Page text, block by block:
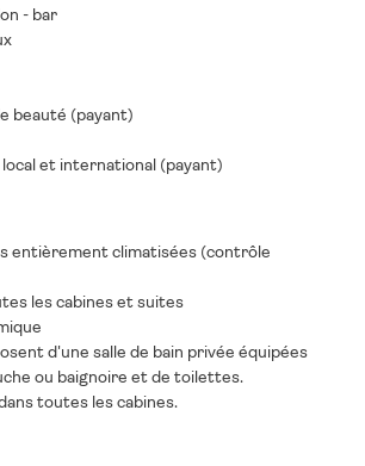
- bar
beauté (payant)
et international (payant)
entièrement climatisées (contrôle
les cabines et suites
d'une salle de bain privée équipées
ou baignoire et de toilettes.
toutes les cabines.